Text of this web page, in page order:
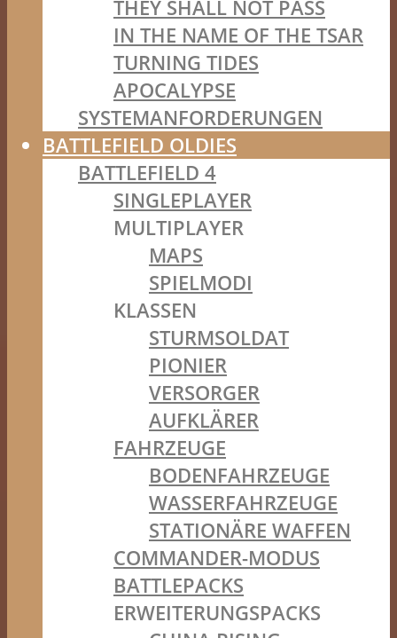
THEY SHALL NOT PASS
IN THE NAME OF THE TSAR
TURNING TIDES
APOCALYPSE
SYSTEMANFORDERUNGEN
BATTLEFIELD OLDIES
BATTLEFIELD 4
SINGLEPLAYER
MULTIPLAYER
MAPS
SPIELMODI
KLASSEN
STURMSOLDAT
PIONIER
VERSORGER
AUFKLÄRER
FAHRZEUGE
BODENFAHRZEUGE
WASSERFAHRZEUGE
STATIONÄRE WAFFEN
COMMANDER-MODUS
BATTLEPACKS
ERWEITERUNGSPACKS